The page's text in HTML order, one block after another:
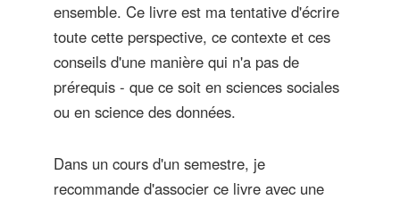
ensemble. Ce livre est ma tentative d'écrire
toute cette perspective, ce contexte et ces
conseils d'une manière qui n'a pas de
prérequis - que ce soit en sciences sociales
ou en science des données.
Dans un cours d'un semestre, je
recommande d'associer ce livre avec une